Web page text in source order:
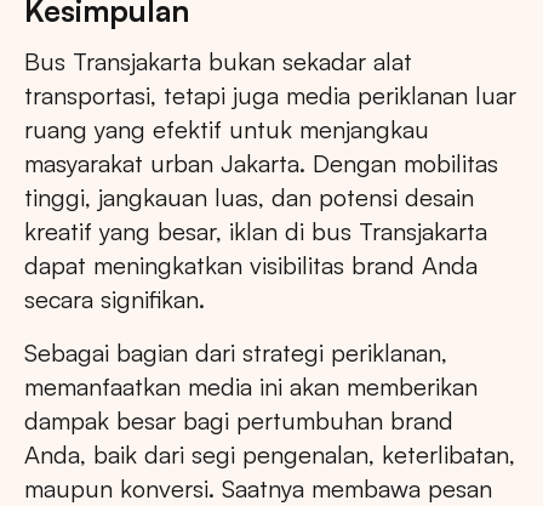
Kesimpulan
Bus Transjakarta bukan sekadar alat
transportasi, tetapi juga media periklanan luar
ruang yang efektif untuk menjangkau
masyarakat urban Jakarta. Dengan mobilitas
tinggi, jangkauan luas, dan potensi desain
kreatif yang besar, iklan di bus Transjakarta
dapat meningkatkan visibilitas brand Anda
secara signifikan.
Sebagai bagian dari strategi periklanan,
memanfaatkan media ini akan memberikan
dampak besar bagi pertumbuhan brand
Anda, baik dari segi pengenalan, keterlibatan,
maupun konversi. Saatnya membawa pesan